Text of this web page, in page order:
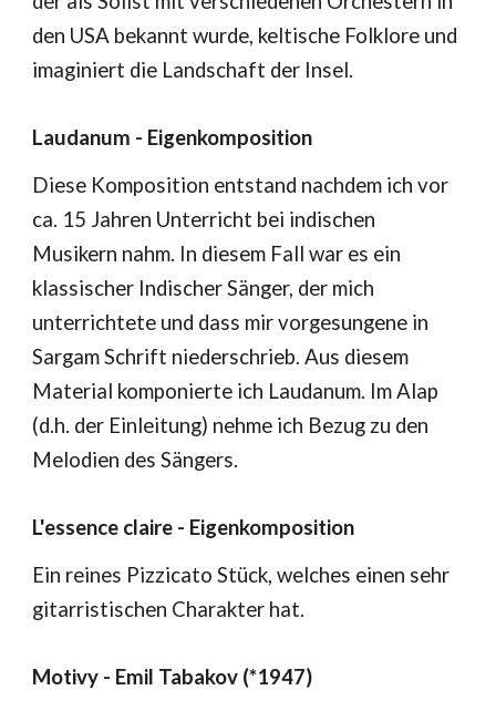
den USA bekannt wurde, keltische Folklore und
imaginiert die Landschaft der Insel.
Laudanum - Eigenkomposition
Diese Komposition entstand nachdem ich vor
ca. 15 Jahren Unterricht bei indischen
Musikern nahm. In diesem Fall war es ein
klassischer Indischer Sänger, der mich
unterrichtete und dass mir vorgesungene in
Sargam Schrift niederschrieb. Aus diesem
Material komponierte ich Laudanum. Im Alap
(d.h. der Einleitung) nehme ich Bezug zu den
Melodien des Sängers.
L'essence claire - Eigenkomposition
Ein reines Pizzicato Stück, welches einen sehr
gitarristischen Charakter hat.
Motivy - Emil Tabakov (*1947)